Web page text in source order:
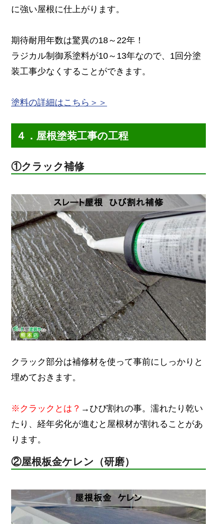
に強い屋根に仕上がります。
期待耐用年数は驚異の18～22年！
ラジカル制御系塗料が10～13年なので、1回分塗
装工事少なくすることができます。
塗料の詳細はこちら＞＞
４．屋根塗装工事の工程
①クラック補修
クラック部分は補修材を使って事前にしっかりと
埋めておきます。
※クラックとは？ →ひび割れの事。濡れたり乾い
たり、経年劣化が進むと屋根材が割れることがあ
ります。
②屋根板金ケレン（研磨）